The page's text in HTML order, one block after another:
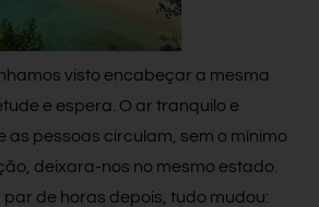
visto encabeçar a mesma
e espera. O ar tranquilo e
as pessoas circulam, sem o mínimo
deixara-nos no mesmo estado.
de horas depois, tudo mudou: